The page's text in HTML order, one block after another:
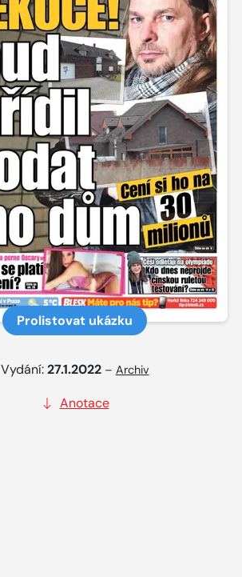
Prolistovat ukázku
Vydání:27.1.2022 – Archiv
Anotace